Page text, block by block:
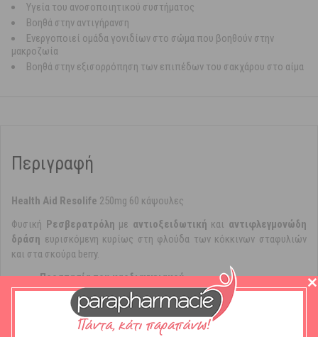
Υγεία του ανοσοποιητικού συστήματος
Βοηθά στην αντιγήρανση
Ενεργοποιεί ομάδα γονιδίων στο σώμα που βοηθούν στην
μακροζωία
Βοηθά στην εξισορρόπηση των επιπέδων του σακχάρου στο αίμα
Περιγραφή
Health Aid Resolife 250mg 60 κάψουλες
Φυσική Ρεσβερατρόλη με αντιοξειδωτική και αντιφλεγμονώδη
δράση ευρισκόμενη κυρίως στη φλούδα των κόκκινων σταφυλιών
και στα σκούρα berry.
Προστασία του καρδιαγγειακού
Υγεία του ανοσοποιητικούσυστήματος
Βοηθά στηναντιγήρανση